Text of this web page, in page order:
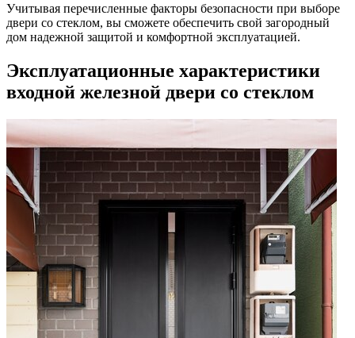
Учитывая перечисленные факторы безопасности при выборе
двери со стеклом, вы сможете обеспечить свой загородный
дом надежной защитой и комфортной эксплуатацией.
Эксплуатационные характеристики
входной железной двери со стеклом